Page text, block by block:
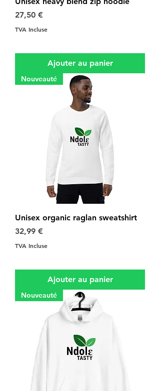
Prix
27,50 €
TVA Incluse
Ajouter au panier
Nouveauté
Unisex organic raglan sweatshirt
Prix
32,99 €
TVA Incluse
Ajouter au panier
Nouveauté